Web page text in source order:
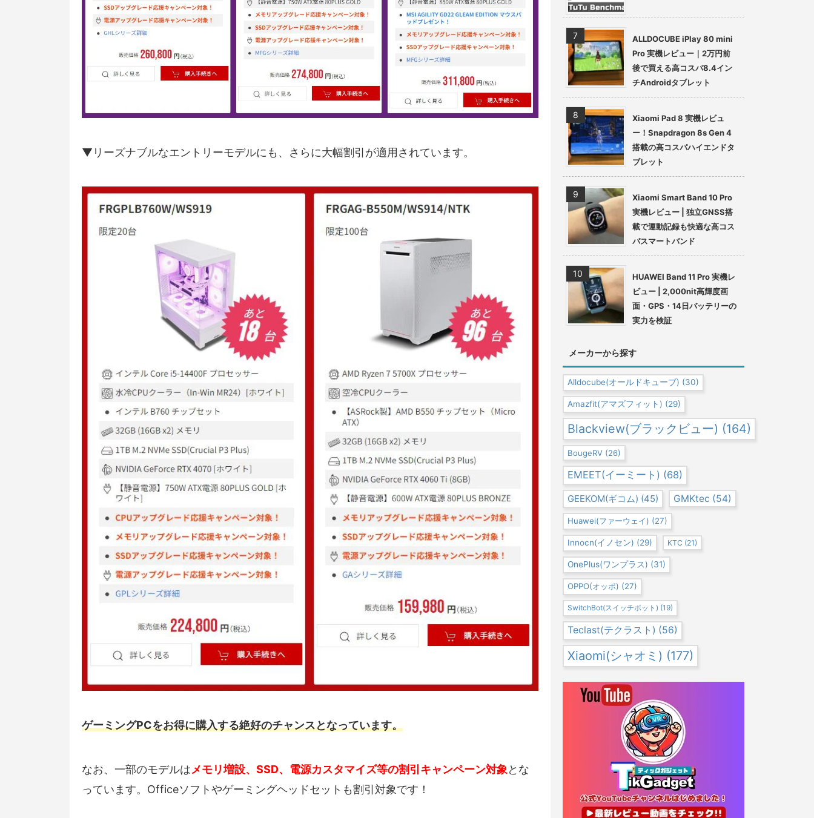
▼リーズナブルなエントリーモデルにも、さらに大幅割引が適用されています。
ゲーミングPCをお得に購入する絶好のチャンスとなっています。
なお、一部のモデルはメモリ増設、SSD、電源カスタマイズ等の割引キャンペーン対象とな
っています。Officeソフトやゲーミングヘッドセットも割引対象です！
ALLDOCUBE iPlay 80 mini
Pro 実機レビュー｜2万円前
後で買える高コスパ8.4イン
チAndroidタブレット
Xiaomi Pad 8 実機レビュ
ー！Snapdragon 8s Gen 4
搭載の高コスパハイエンドタ
ブレット
Xiaomi Smart Band 10 Pro
実機レビュー | 独立GNSS搭
載で運動記録も快適な高コス
パスマートバンド
HUAWEI Band 11 Pro 実機レ
ビュー | 2,000nit高輝度画
面・GPS・14日バッテリーの
実力を検証
メーカーから探す
Alldocube(オールドキューブ) (30)
Amazfit(アマズフィット) (29)
Blackview(ブラックビュー) (164)
BougeRV (26)
EMEET(イーミート) (68)
GEEKOM(ギコム) (45) GMKtec (54)
Huawei(ファーウェイ) (27)
Innocn(イノセン) (29) KTC (21)
OnePlus(ワンプラス) (31)
OPPO(オッポ) (27)
SwitchBot(スイッチボット) (19)
Teclast(テクラスト) (56)
Xiaomi(シャオミ) (177)